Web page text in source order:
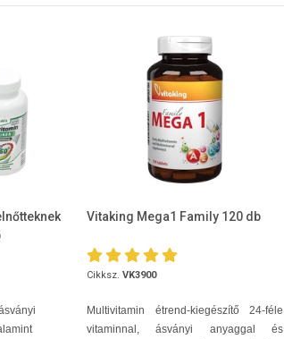
Vitaking Mega1 Family 120 db
Cikksz. VK3900
Multivitamin étrend-kiegészítő 24-féle
vitaminnal, ásványi anyaggal és